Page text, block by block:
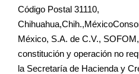
Código Postal 31110,
México, S.A. de C.V.,
constitución y operación no
la Secretaría de Hacienda y